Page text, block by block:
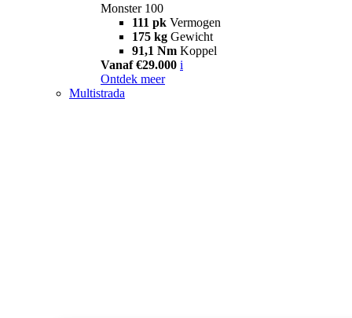
Monster 100
111 pk Vermogen
175 kg Gewicht
91,1 Nm Koppel
Vanaf €29.000 i
Ontdek meer
Multistrada